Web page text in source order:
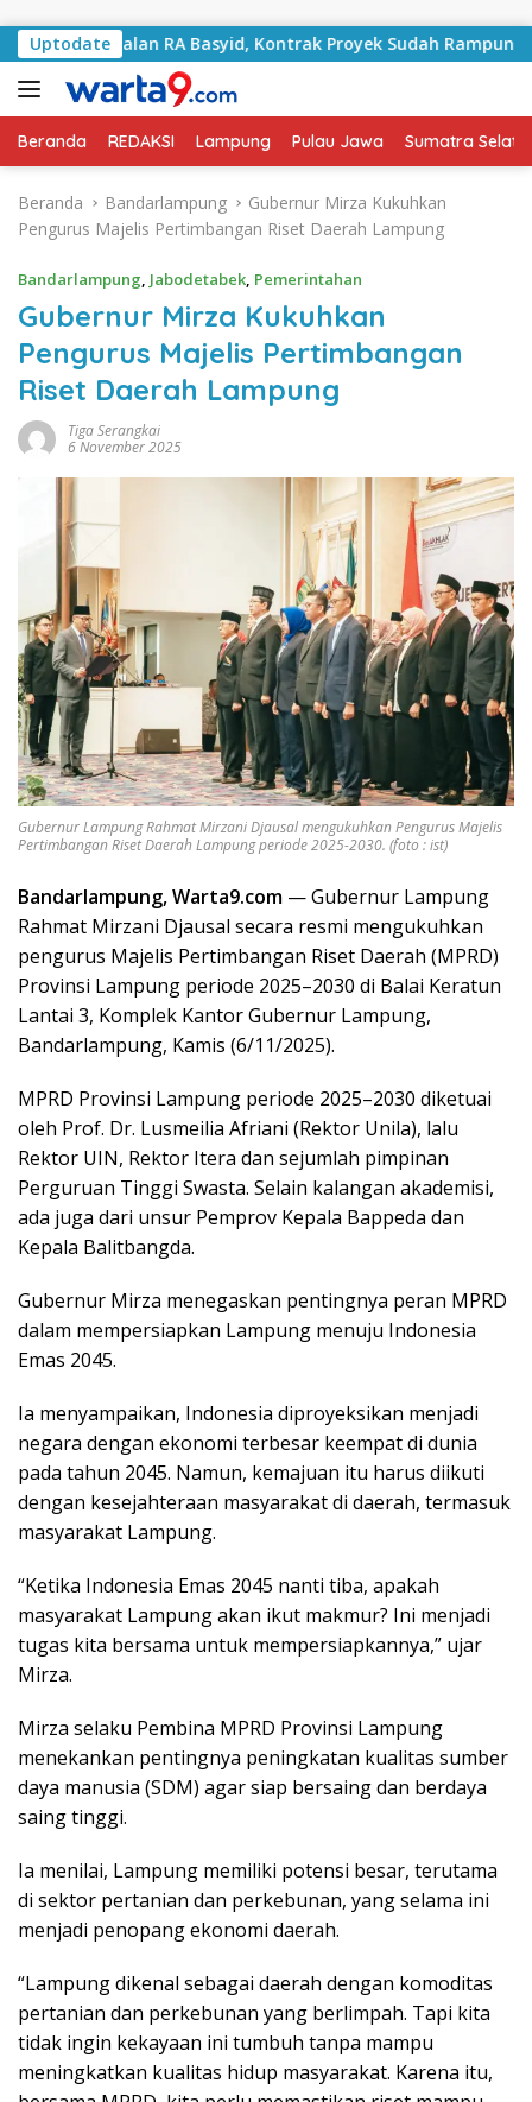
Uptodate
Jalan RA Basyid, Kontrak Proyek Sudah Rampung
Beranda REDAKSI Lampung Pulau Jawa Sumatra
Beranda Bandarlampung
Gubernur Mirza Kukuhkan
Pengurus Majelis Pertimbangan Riset Daerah Lampung
Bandarlampung, Jabodetabek, Pemerintahan
Gubernur Mirza Kukuhkan
Pengurus Majelis Pertimbangan
Riset Daerah Lampung
Tiga Serangkai
6 November 2025
Gubernur Lampung Rahmat Mirzani Djausal mengukuhkan Pengurus Majelis
Pertimbangan Riset Daerah Lampung periode 2025-2030. (foto : ist)
Bandarlampung, Warta9.com — Gubernur Lampung
Rahmat Mirzani Djausal secara resmi mengukuhkan
pengurus Majelis Pertimbangan Riset Daerah (MPRD)
Provinsi Lampung periode 2025–2030 di Balai Keratun
Lantai 3, Komplek Kantor Gubernur Lampung,
Bandarlampung, Kamis (6/11/2025).
MPRD Provinsi Lampung periode 2025–2030 diketuai
oleh Prof. Dr. Lusmeilia Afriani (Rektor Unila), lalu
Rektor UIN, Rektor Itera dan sejumlah pimpinan
Perguruan Tinggi Swasta. Selain kalangan akademisi,
ada juga dari unsur Pemprov Kepala Bappeda dan
Kepala Balitbangda.
Gubernur Mirza menegaskan pentingnya peran MPRD
dalam mempersiapkan Lampung menuju Indonesia
Emas 2045.
Ia menyampaikan, Indonesia diproyeksikan menjadi
negara dengan ekonomi terbesar keempat di dunia
pada tahun 2045. Namun, kemajuan itu harus diikuti
dengan kesejahteraan masyarakat di daerah, termasuk
masyarakat Lampung.
“Ketika Indonesia Emas 2045 nanti tiba, apakah
masyarakat Lampung akan ikut makmur? Ini menjadi
tugas kita bersama untuk mempersiapkannya,” ujar
Mirza.
Mirza selaku Pembina MPRD Provinsi Lampung
menekankan pentingnya peningkatan kualitas sumber
daya manusia (SDM) agar siap bersaing dan berdaya
saing tinggi.
Ia menilai, Lampung memiliki potensi besar, terutama
di sektor pertanian dan perkebunan, yang selama ini
menjadi penopang ekonomi daerah.
“Lampung dikenal sebagai daerah dengan komoditas
pertanian dan perkebunan yang berlimpah. Tapi kita
tidak ingin kekayaan ini tumbuh tanpa mampu
meningkatkan kualitas hidup masyarakat. Karena itu,